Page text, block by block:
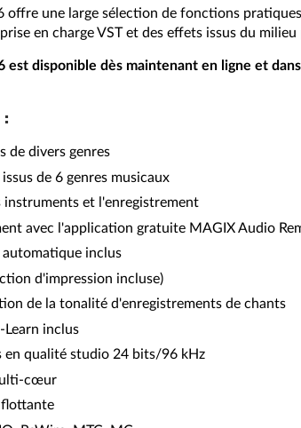
une large sélection de fonctions
en charge VST et des effets issus du
est disponible dès maintenant en ligne et
de divers genres
de 6 genres musicaux
instruments et l'enregistrement
avec l'application gratuite MAGIX Audio
inclus
d'impression incluse)
de la tonalité d'enregistrements de chants
Learn inclus
en qualité studio 24 bits/96 kHz
cœur
flottante